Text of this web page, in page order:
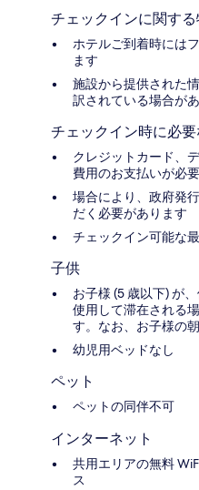
チェックインに関す
ホテルご到着時には
ます
施設から提供された
訳されている場合が
チェックイン時に必
クレジットカード、
費用のお支払いが必
場合により、政府発
だく必要があります
チェックイン可能な
子供
お子様 (5 歳以下) が
使用して滞在される
す。なお、お子様の
幼児用ベッドなし
ペット
ペットの同伴不可
インターネット
共用エリアの無料
ス